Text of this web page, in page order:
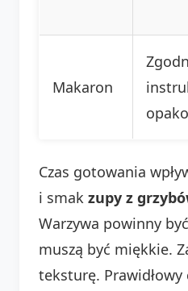
Makaron
Czas gotowania
i smak zupy z
Warzywa powinny
muszą być miękkie.
teksturę.